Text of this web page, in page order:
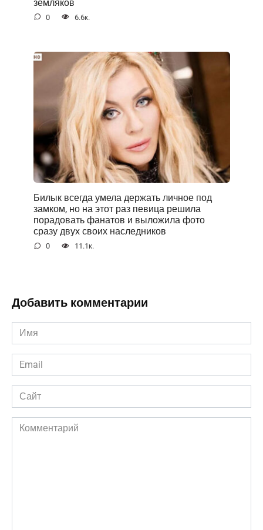
земляков
0 6.6к.
Билык всегда умела держать личное под
замком, но на этот раз певица решила
порадовать фанатов и выложила фото
сразу двух своих наследников
0 11.1к.
Добавить комментарии
Имя
*
Email
*
Сайт
Комментарий